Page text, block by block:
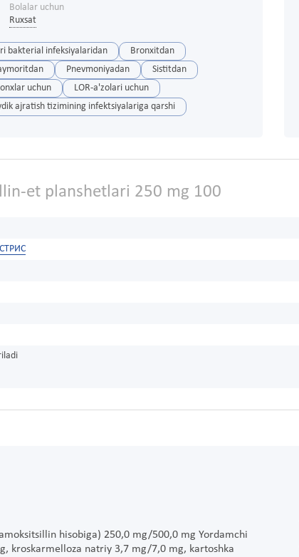
Bolalar uchun
Ruxsat
bakterial infeksiyalaridan
Bronxitdan
Pnevmoniyadan
Sistitdan
uchun
LOR-a'zolari uchun
ajratish tizimining infektsiyalariga qarshi
et planshetlari 250 mg 100
hisobiga) 250,0 mg/500,0 mg Yordamchi
kroskarmelloza natriy 3,7 mg/7,0 mg, kartoshka